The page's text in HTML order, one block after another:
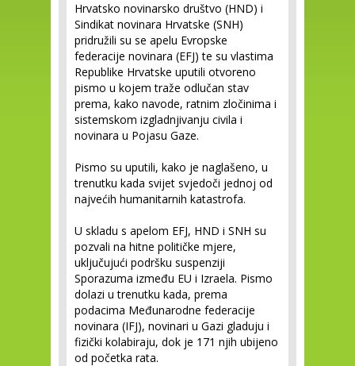
Hrvatsko novinarsko društvo (HND) i
Sindikat novinara Hrvatske (SNH)
pridružili su se apelu Evropske
federacije novinara (EFJ) te su vlastima
Republike Hrvatske uputili otvoreno
pismo u kojem traže odlučan stav
prema, kako navode, ratnim zločinima i
sistemskom izgladnjivanju civila i
novinara u Pojasu Gaze.
Pismo su uputili, kako je naglašeno, u
trenutku kada svijet svjedoči jednoj od
najvećih humanitarnih katastrofa.
U skladu s apelom EFJ, HND i SNH su
pozvali na hitne političke mjere,
uključujući podršku suspenziji
Sporazuma između EU i Izraela. Pismo
dolazi u trenutku kada, prema
podacima Međunarodne federacije
novinara (IFJ), novinari u Gazi gladuju i
fizički kolabiraju, dok je 171 njih ubijeno
od početka rata.